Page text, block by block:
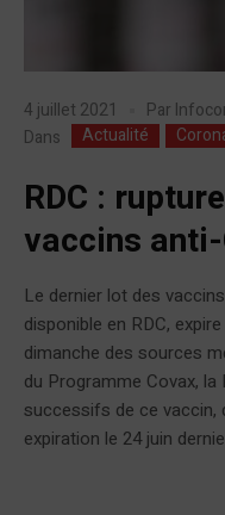
4 juillet 2021 Par
Dans
Actualité
RDC :
vaccins
Le dernier lot des
disponible en RDC,
dimanche des sources
du Programme Covax,
successifs de ce vaccin,
expiration le 24 juin